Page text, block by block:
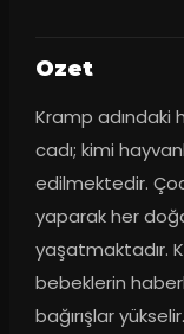
Ozet
Kramp adındaki
cadı; kimi
edilmektedir.
yaparak her
yaşatmaktadır.
bebeklerin
bağırışlar